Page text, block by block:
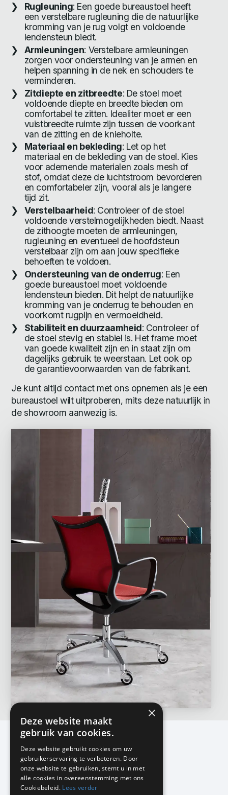
Rugleuning: Een goede bureaustoel heeft
een verstelbare rugleuning die de natuurlijke
kromming van je rug volgt en voldoende
lendensteun biedt.
Armleuningen: Verstelbare armleuningen
zorgen voor ondersteuning van je armen en
helpen spanning in de nek en schouders te
verminderen.
Zitdiepte en zitbreedte: De stoel moet
voldoende diepte en breedte bieden om
comfortabel te zitten. Idealiter moet er een
vuistbreedte ruimte zijn tussen de voorkant
van de zitting en de knieholte.
Materiaal en bekleding: Let op het
materiaal en de bekleding van de stoel. Kies
voor ademende materialen zoals mesh of
stof, omdat deze de luchtstroom bevorderen
en comfortabeler zijn, vooral als je langere
tijd zit.
Verstelbaarheid: Controleer of de stoel
voldoende verstelmogelijkheden biedt. Naast
de zithoogte moeten de armleuningen,
rugleuning en eventueel de hoofdsteun
verstelbaar zijn om aan jouw specifieke
behoeften te voldoen.
Ondersteuning van de onderrug: Een
goede bureaustoel moet voldoende
lendensteun bieden. Dit helpt de natuurlijke
kromming van je onderrug te behouden en
voorkomt rugpijn en vermoeidheid.
Stabiliteit en duurzaamheid: Controleer of
de stoel stevig en stabiel is. Het frame moet
van goede kwaliteit zijn en in staat zijn om
dagelijks gebruik te weerstaan. Let ook op
de garantievoorwaarden van de fabrikant.
Je kunt altijd contact met ons opnemen als je een
bureaustoel wilt uitproberen, mits deze natuurlijk in
de showroom aanwezig is.
KMP Kantoormeubilair
Airport Business Park
Frankfurtstraat 29-31
1175 RH Lijnden
×
Deze website maakt
gebruik van cookies.
Deze website gebruikt cookies om uw
gebruikerservaring te verbeteren. Door
onze website te gebruiken, stemt u in met
alle cookies in overeenstemming met ons
Cookiebeleid. Lees verder